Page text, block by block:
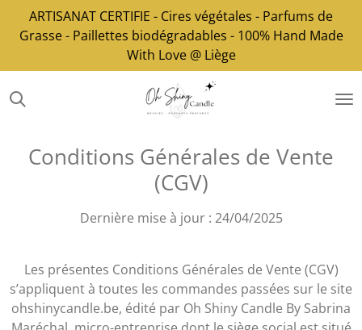
Passer
au
principal
ARTISANAT CERTIFIE - Cires végétales - Parfums de
Grasse - Paillettes biodégradables - 100% Hand Made
With Love @ Liège
Conditions Générales de Vente
(CGV)
Dernière mise à jour : 24/04/2025
Les présentes Conditions Générales de Vente (CGV)
s’appliquent à toutes les commandes passées sur le site
ohshinycandle.be, édité par Oh Shiny Candle By Sabrina